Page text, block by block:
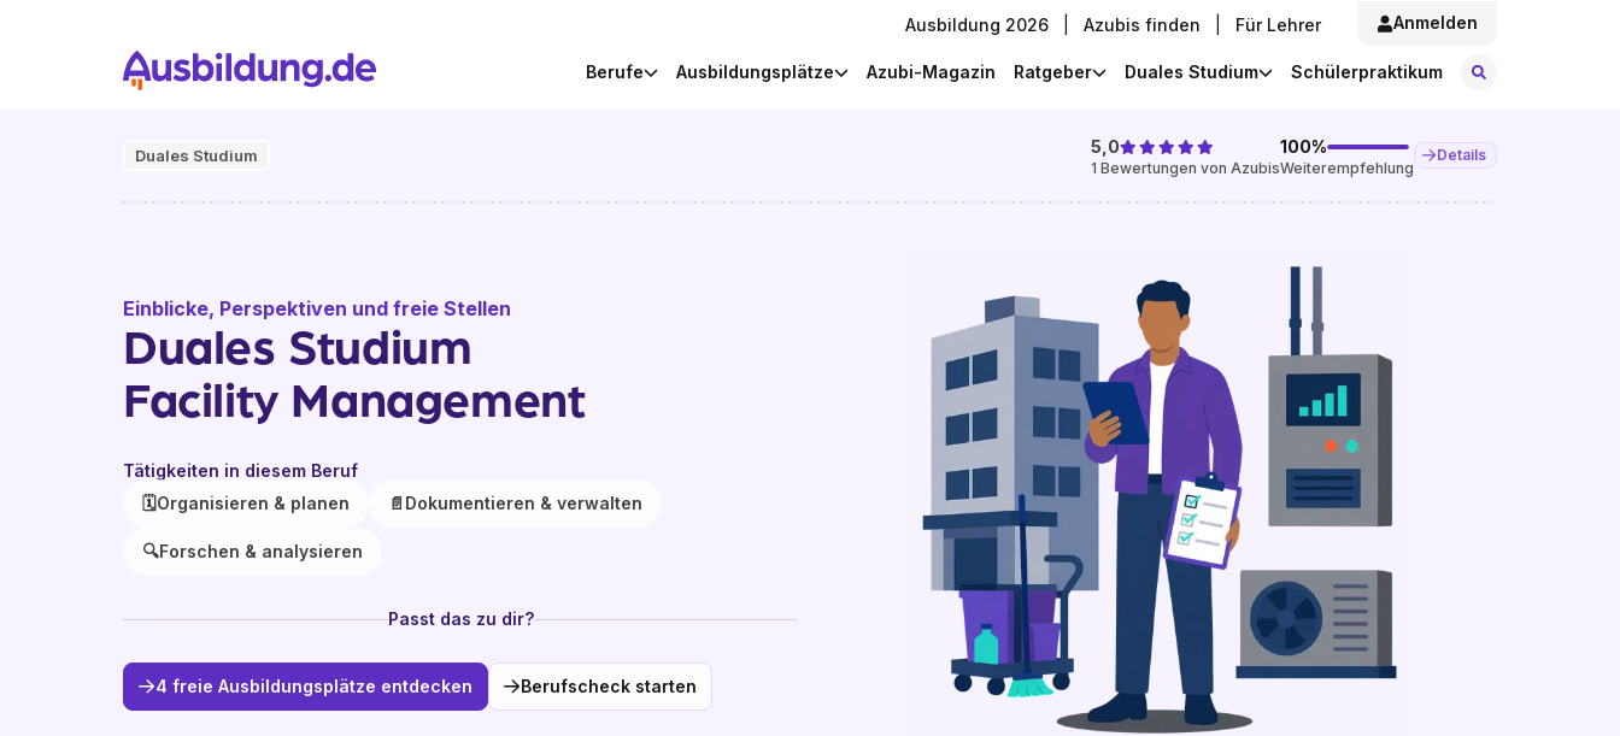
Ausbildung 2026 Azubis finden Für Lehrer Anmelden
Berufe Ausbildungsplätze Azubi-Magazin Ratgeber Duales Studium Schülerpraktikum
Duales Studium 5,0
1 Bewertungen von Azubis
100%
Weiterempfehlung
Details
Einblicke, Perspektiven und freie Stellen
Duales Studium
Facility Management
Tätigkeiten in diesem Beruf
🗓️Organisieren & planen 📄 Dokumentieren & verwalten
🔍Forschen & analysieren
Passt das zu dir?
4 freie Ausbildungsplätze entdecken Berufscheck starten